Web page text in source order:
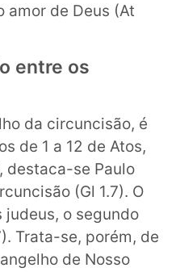
amor de Deus (At
entre os
da circuncisão, é
de 1 a 12 de Atos,
destaca-se Paulo
(Gl 1.7). O
o segundo
Trata-se, porém, de
de Nosso